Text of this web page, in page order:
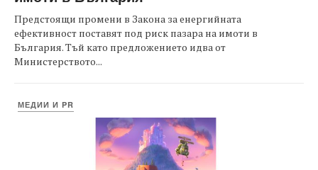
Предстоящи промени в Закона за енергийната
ефективност поставят под риск пазара на имоти в
България. Тъй като предложението идва от
Министерството...
МЕДИИ И PR